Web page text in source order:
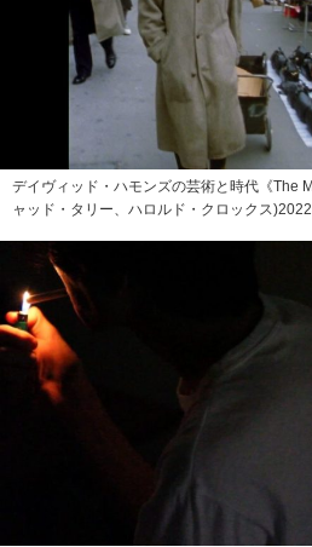
デイヴィッド・ハモンズの芸術と時代《The
ャッド・タリー、ハロルド・クロックス